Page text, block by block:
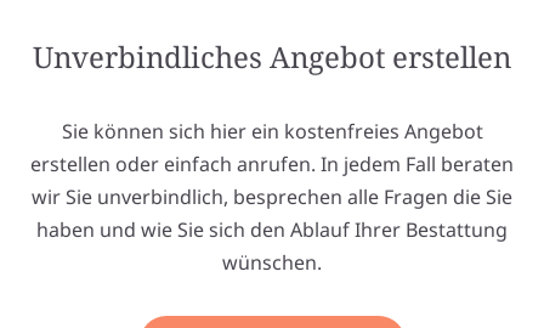
Unverbindliches Angebot erstellen
Sie können sich hier ein kostenfreies Angebot
erstellen oder einfach anrufen. In jedem Fall beraten
wir Sie unverbindlich, besprechen alle Fragen die Sie
haben und wie Sie sich den Ablauf Ihrer Bestattung
wünschen.